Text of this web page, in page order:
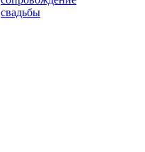
свадьбы